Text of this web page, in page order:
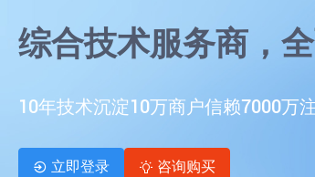
综合技术服务商，全
10年技术沉淀10万商户信赖7000万
立即登录 咨询购买